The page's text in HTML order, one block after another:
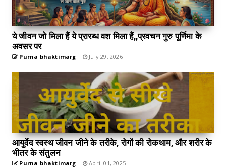
ये जीवन जो मिला हैं ये प्रारब्ध वश मिला हैं,,प्रवचन गुरु पूर्णिमा के
अवसर पर
Purna bhaktimarg July 29, 2026
आयुर्वेद स्वस्थ जीवन जीने के तरीके, रोगों की रोकथाम, और शरीर के
भीतर के संतुलन
Purna bhaktimarg April 01, 2025